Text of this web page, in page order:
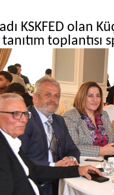
adı KSKFED olan
tanıtım toplantısı